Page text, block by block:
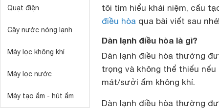
Quạt điện
Cây nước nóng lạnh
Máy lọc không khí
Máy lọc nước
Máy tạo ẩm - hút ẩm
tôi tìm hiểu khái niệm, cấu
điều hòa qua bài viết sau
Dàn lạnh điều hòa là gì?
Dàn lạnh điều hòa thường
trọng và không thể thiếu
mát/sưởi ấm không khí.
Dàn lạnh điều hòa thường